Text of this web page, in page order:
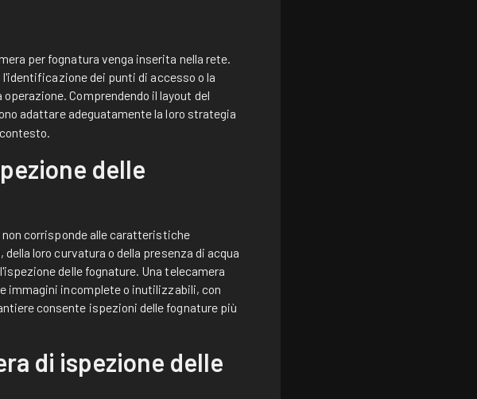
per fognatura venga inserita nella rete.
dei punti di accesso o la
Comprendendo il layout del
adattare adeguatamente la loro strategia
delle
corrisponde alle caratteristiche
loro curvatura o della presenza di acqua
delle fognature. Una telecamera
immagini incomplete o inutilizzabili, con
consente ispezioni delle fognature più
di ispezione delle